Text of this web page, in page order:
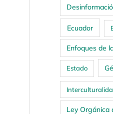
Ecuador
Enfoques de
Estado
Ley Orgánica